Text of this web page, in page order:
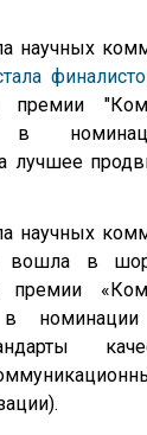
научных
премии
в
лучшее
научных
в
премии
в